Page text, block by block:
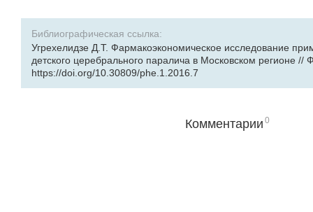
Библиографическая ссылка:
Угрехелидзе Д.Т. Фармакоэкономическое исследование
детского церебрального паралича в Московском регионе
https://doi.org/10.30809/phe.1.2016.7
Комментарии 0